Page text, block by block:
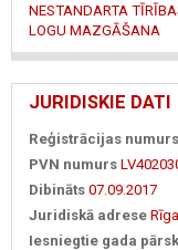
NESTANDARTA
LOGU MAZGĀŠANA
JURIDISKIE DATI
Reģistrācijas numurs
PVN numurs
Dibināts 07.09.2017
Juridiskā adrese
Iesniegtie gada